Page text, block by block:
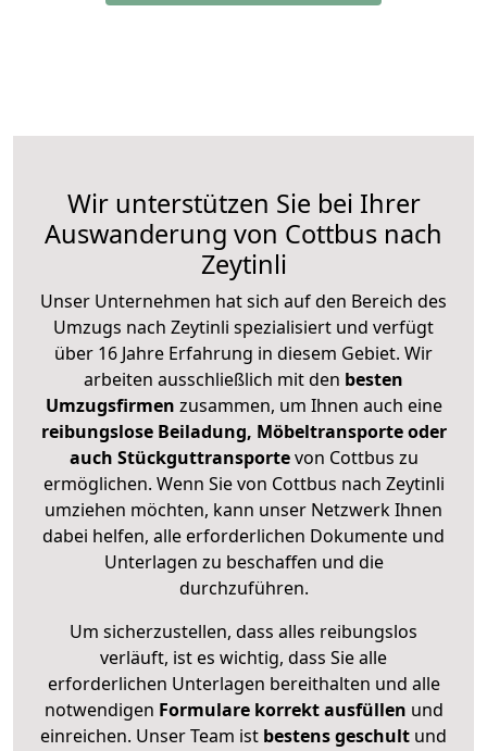
Wir unterstützen Sie bei Ihrer
Auswanderung von Cottbus nach
Zeytinli
Unser Unternehmen hat sich auf den Bereich des
Umzugs nach Zeytinli spezialisiert und verfügt
über 16 Jahre Erfahrung in diesem Gebiet. Wir
arbeiten ausschließlich mit den besten
Umzugsfirmen zusammen, um Ihnen auch eine
reibungslose Beiladung, Möbeltransporte oder
auch Stückguttransportevon Cottbus zu
ermöglichen. Wenn Sie von Cottbus nach Zeytinli
umziehen möchten, kann unser Netzwerk Ihnen
dabei helfen, alle erforderlichen Dokumente und
Unterlagen zu beschaffen und die
durchzuführen.
Um sicherzustellen, dass alles reibungslos
verläuft, ist es wichtig, dass Sie alle
erforderlichen Unterlagen bereithalten und alle
notwendigen Formulare korrekt ausfüllen und
einreichen. Unser Team ist bestens geschult und